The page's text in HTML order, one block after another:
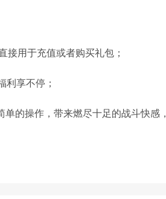
接用于充值或者购买礼包；
利享不停；
单的操作，带来燃尽十足的战斗快感